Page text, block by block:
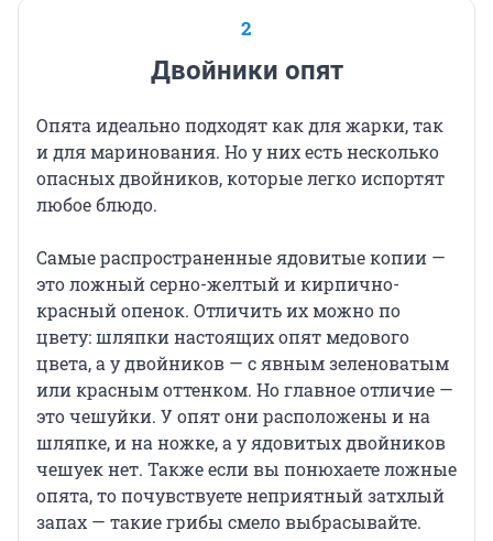
2
Двойники опят
Опята идеально подходят как для жарки, так
и для маринования. Но у них есть несколько
опасных двойников, которые легко испортят
любое блюдо.
Самые распространенные ядовитые копии —
это ложный серно-желтый и кирпично-
красный опенок. Отличить их можно по
цвету: шляпки настоящих опят медового
цвета, а у двойников — с явным зеленоватым
или красным оттенком. Но главное отличие —
это чешуйки. У опят они расположены и на
шляпке, и на ножке, а у ядовитых двойников
чешуек нет. Также если вы понюхаете ложные
опята, то почувствуете неприятный затхлый
запах — такие грибы смело выбрасывайте.